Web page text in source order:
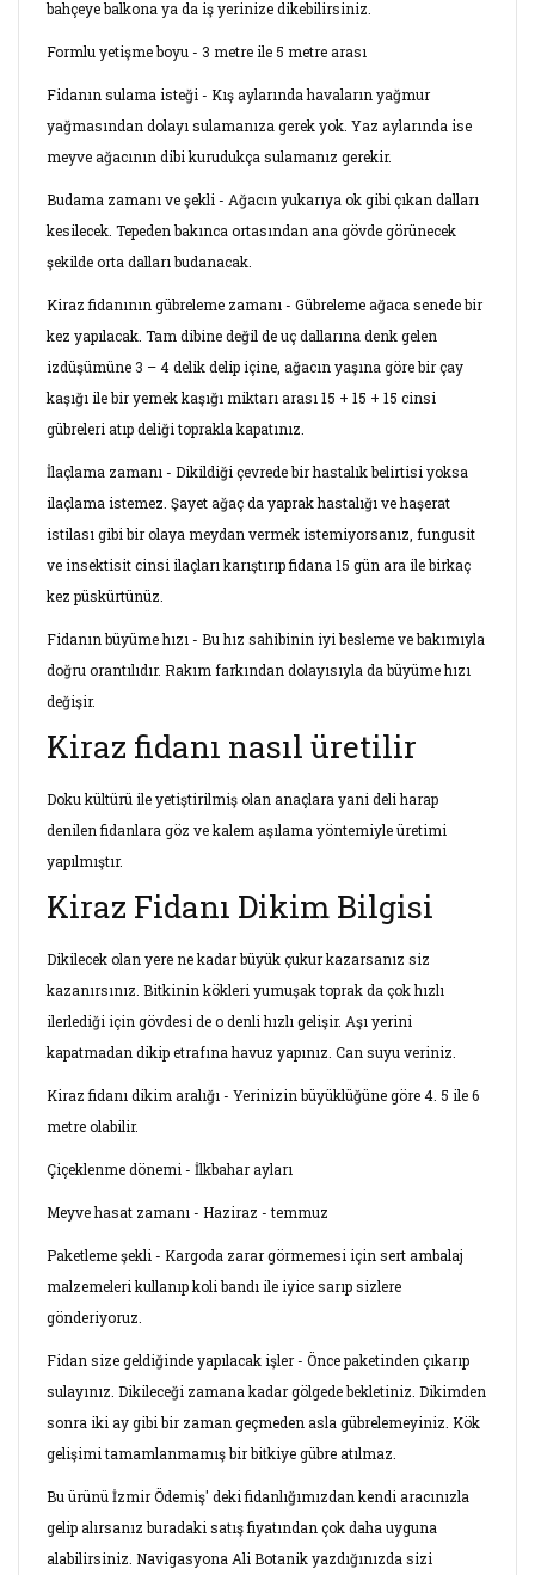
bahçeye balkona ya da iş yerinize dikebilirsiniz.
Formlu yetişme boyu - 3 metre ile 5 metre arası
Fidanın sulama isteği - Kış aylarında havaların yağmur
yağmasından dolayı sulamanıza gerek yok. Yaz aylarında ise
meyve ağacının dibi kurudukça sulamanız gerekir.
Budama zamanı ve şekli - Ağacın yukarıya ok gibi çıkan dalları
kesilecek. Tepeden bakınca ortasından ana gövde görünecek
şekilde orta dalları budanacak.
Kiraz fidanının gübreleme zamanı - Gübreleme ağaca senede bir
kez yapılacak. Tam dibine değil de uç dallarına denk gelen
izdüşümüne 3 – 4 delik delip içine, ağacın yaşına göre bir çay
kaşığı ile bir yemek kaşığı miktarı arası 15 + 15 + 15 cinsi
gübreleri atıp deliği toprakla kapatınız.
İlaçlama zamanı - Dikildiği çevrede bir hastalık belirtisi yoksa
ilaçlama istemez. Şayet ağaç da yaprak hastalığı ve haşerat
istilası gibi bir olaya meydan vermek istemiyorsanız, fungusit
ve insektisit cinsi ilaçları karıştırıp fidana 15 gün ara ile birkaç
kez püskürtünüz.
Fidanın büyüme hızı - Bu hız sahibinin iyi besleme ve bakımıyla
doğru orantılıdır. Rakım farkından dolayısıyla da büyüme hızı
değişir.
Kiraz fidanı nasıl üretilir
Doku kültürü ile yetiştirilmiş olan anaçlara yani deli harap
denilen fidanlara göz ve kalem aşılama yöntemiyle üretimi
yapılmıştır.
Kiraz Fidanı Dikim Bilgisi
Dikilecek olan yere ne kadar büyük çukur kazarsanız siz
kazanırsınız. Bitkinin kökleri yumuşak toprak da çok hızlı
ilerlediği için gövdesi de o denli hızlı gelişir. Aşı yerini
kapatmadan dikip etrafına havuz yapınız. Can suyu veriniz.
Kiraz fidanı dikim aralığı - Yerinizin büyüklüğüne göre 4. 5 ile 6
metre olabilir.
Çiçeklenme dönemi - İlkbahar ayları
Meyve hasat zamanı - Haziraz - temmuz
Paketleme şekli - Kargoda zarar görmemesi için sert ambalaj
malzemeleri kullanıp koli bandı ile iyice sarıp sizlere
gönderiyoruz.
Fidan size geldiğinde yapılacak işler - Önce paketinden çıkarıp
sulayınız. Dikileceği zamana kadar gölgede bekletiniz. Dikimden
sonra iki ay gibi bir zaman geçmeden asla gübrelemeyiniz. Kök
gelişimi tamamlanmamış bir bitkiye gübre atılmaz.
Bu ürünü İzmir Ödemiş' deki fidanlığımızdan kendi aracınızla
gelip alırsanız buradaki satış fiyatından çok daha uyguna
alabilirsiniz. Navigasyona Ali Botanik yazdığınızda sizi